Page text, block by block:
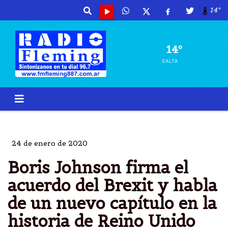
14º
14º
SALTA
24 de enero de 2020
Boris Johnson firma el
acuerdo del Brexit y habla
de un nuevo capítulo en la
historia de Reino Unido